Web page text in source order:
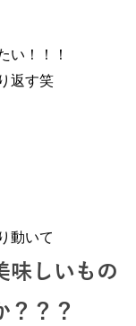
い！！！
返す笑
動いて
味しいもの
？？？